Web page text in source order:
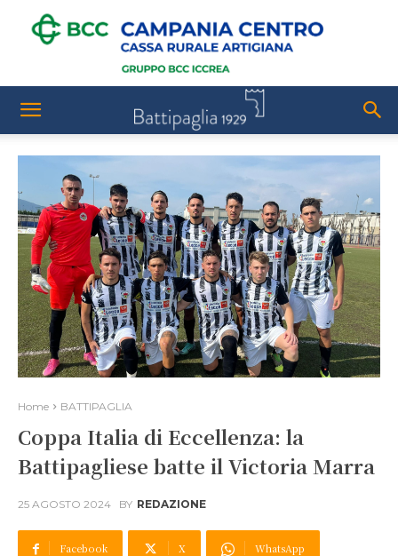
Home BATTIPAGLIA
Coppa Italia di Eccellenza: la
Battipagliese batte il Victoria Marra
25 AGOSTO 2024 BY REDAZIONE
Facebook X WhatsApp